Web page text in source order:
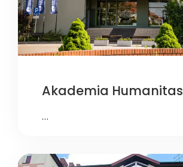
Akademia Humanitas
…